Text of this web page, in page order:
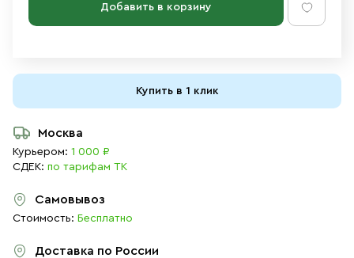
Добавить в корзину
Купить в 1 клик
Москва
Курьером: 1 000 ₽
СДЕК: по тарифам ТК
Самовывоз
Стоимость: Бесплатно
Доставка по России